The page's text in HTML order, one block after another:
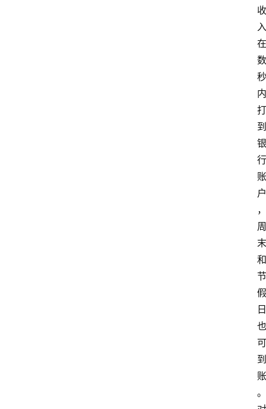
收
入
在
数
秒
内
打
到
银
行
账
户
，
周
末
和
节
假
日
也
可
到
账
。